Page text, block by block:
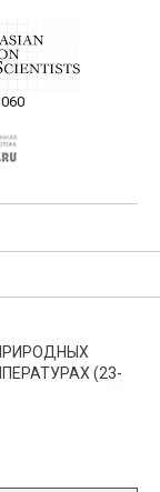
—
в
статей в
(23-